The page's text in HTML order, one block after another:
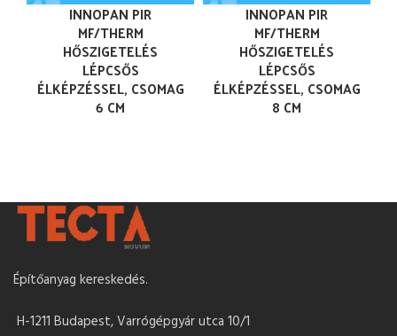
INNOPAN PIR
MF/THERM
HŐSZIGETELÉS
LÉPCSŐS
ÉLKÉPZÉSSEL, CSOMAG
6 CM
INNOPAN PIR
MF/THERM
HŐSZIGETELÉS
LÉPCSŐS
ÉLKÉPZÉSSEL, CSOMAG
8 CM
Építőanyag kereskedés.
H-1211 Budapest, Varrógépgyár utca 10/1